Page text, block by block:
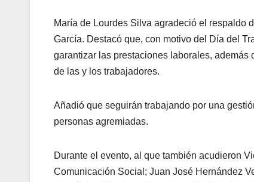
María de Lourdes Silva agradeció el respaldo
García. Destacó que, con motivo del Día del
garantizar las prestaciones laborales, además
de las y los trabajadores.
Añadió que seguirán trabajando por una
personas agremiadas.
Durante el evento, al que también acudieron
Comunicación Social; Juan José Hernández